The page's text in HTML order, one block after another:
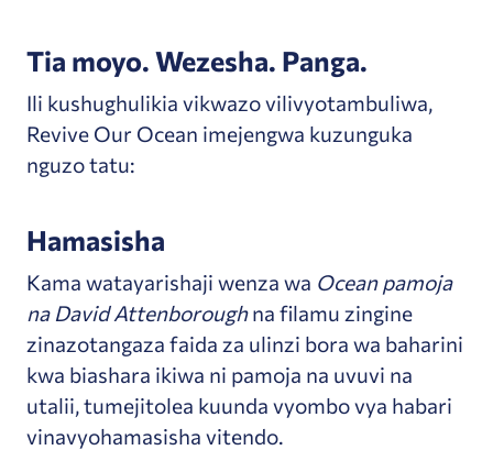
Tia moyo. Wezesha. Panga.
Ili kushughulikia vikwazo vilivyotambuliwa,
Revive Our Ocean imejengwa kuzunguka
nguzo tatu:
Hamasisha
Kama watayarishaji wenza wa Ocean pamoja
na David Attenborough na filamu zingine
zinazotangaza faida za ulinzi bora wa baharini
kwa biashara ikiwa ni pamoja na uvuvi na
utalii, tumejitolea kuunda vyombo vya habari
vinavyohamasisha vitendo.